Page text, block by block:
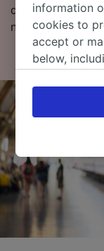
dokonać
naszym serwisie.
information
cookies to
accept or
below,
the privacy
signaled to
browsing
track you.
We and our
Use precise
device
and/or